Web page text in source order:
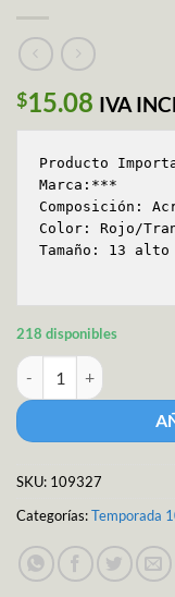
$15.08 IVA
Producto
Marca:***
Composición:
Color: Rojo/
Tamaño: 13
218 disponibles
Corazon Chocolatero
SKU: 109327
Categorías:Temporada